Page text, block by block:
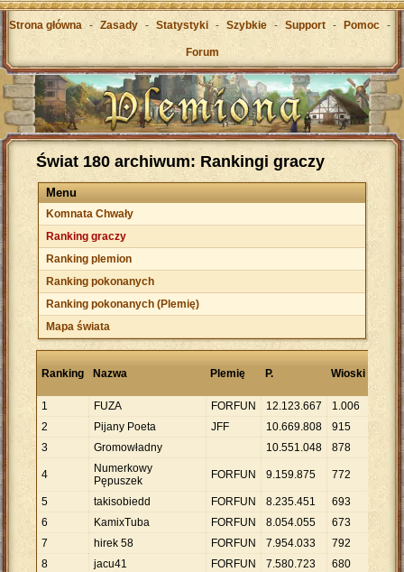
Strona główna - Zasady - Statystyki - Szybkie - Support - Pomoc -
Forum
Świat 180 archiwum: Rankingi graczy
Menu
Komnata Chwały
Ranking graczy
Ranking plemion
Ranking pokonanych
Ranking pokonanych (Plemię)
Mapa świata
Ranking Nazwa Plemię P. Wioski
1
FUZA FORFUN 12.123.667 1.006
2
Pijany Poeta JFF 10.669.808 915
3
Gromowładny 10.551.048 878 12
4
Numerkowy
Pępuszek
FORFUN 9.159.875 772
5 takisobiedd FORFUN 8.235.451 693 11
6
KamixTuba FORFUN 8.054.055 673
7
hirek 58 FORFUN 7.954.033 792 10
8
jacu41 FORFUN 7.580.723 680